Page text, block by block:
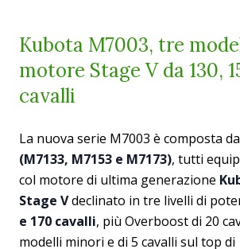
Kubota M7003, tre
motore Stage V da 130,
cavalli
La nuova serie M7003 è composta da
(M7133, M7153 e M7173), tutti
col motore di ultima generazione
Stage Vdeclinato in tre livelli di
e 170 cavalli, più Overboost di 20
modelli minori e di 5 cavalli sul top di